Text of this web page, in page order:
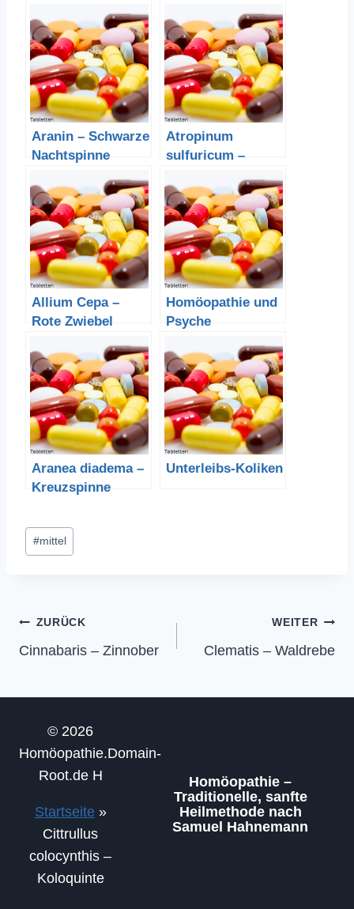
Aranin – Schwarze
Nachtspinne
Atropinum
sulfuricum –
Allium Cepa –
Rote Zwiebel
Homöopathie und
Psyche
Aranea diadema –
Kreuzspinne
Unterleibs-Koliken
Schlagworte:
#mittel
Beitragsnavigation
ZURÜCK
Cinnabaris – Zinnober
WEITER
Clematis – Waldrebe
© 2026
Homöopathie.Domain-
Root.de H
Startseite»
Cittrullus
colocynthis –
Koloquinte
Homöopathie –
Traditionelle, sanfte
Heilmethode nach
Samuel Hahnemann